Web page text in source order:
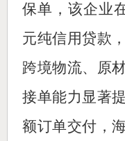
保单，该企业
元纯信用贷款
跨境物流、原
接单能力显著
额订单交付，